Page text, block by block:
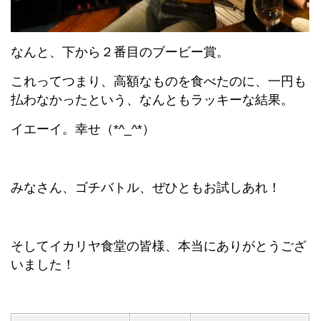
なんと、下から２番目のブービー賞。
これってつまり、高額なものを食べたのに、一円も
払わなかったという、なんともラッキーな結果。
イエーイ。幸せ（*^_^*）
みなさん、ゴチバトル、ぜひともお試しあれ！
そしてイカリヤ食堂の皆様、本当にありがとうござ
いました！